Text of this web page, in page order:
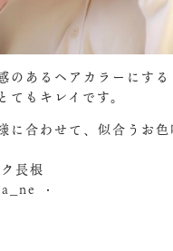
のあるヘアカラーにす
てもキレイです。
に合わせて、似合うお
長根
・